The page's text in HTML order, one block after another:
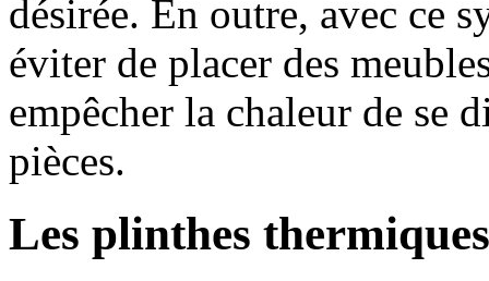
désirée. En outre, avec ce
éviter de placer des
empêcher la chaleur de se
pièces.
Les plinthes thermiques